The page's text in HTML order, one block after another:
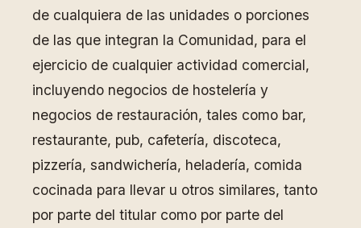
de cualquiera de las unidades o porciones
de las que integran la Comunidad, para el
ejercicio de cualquier actividad comercial,
incluyendo negocios de hostelería y
negocios de restauración, tales como bar,
restaurante, pub, cafetería, discoteca,
pizzería, sandwichería, heladería, comida
cocinada para llevar u otros similares, tanto
por parte del titular como por parte del